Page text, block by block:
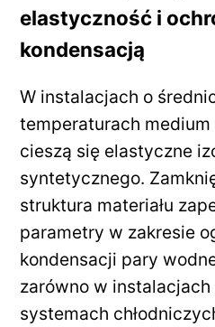
elastyczność i
kondensacją
W instalacjach o
temperaturach
cieszą się elastyczne
syntetycznego.
struktura materiału
parametry w zakresie
kondensacji pary
zarówno w
systemach